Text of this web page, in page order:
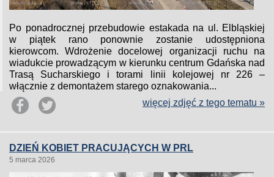
Po ponadrocznej przebudowie estakada na ul. Elbląskiej
w piątek rano ponownie zostanie udostępniona
kierowcom. Wdrożenie docelowej organizacji ruchu na
wiadukcie prowadzącym w kierunku centrum Gdańska nad
Trasą Sucharskiego i torami linii kolejowej nr 226 –
włącznie z demontażem starego oznakowania...
więcej zdjęć z tego tematu »
DZIEŃ KOBIET PRACUJĄCYCH W PRL
5 marca 2026